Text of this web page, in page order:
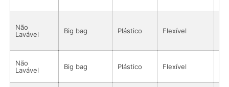
Não
Lavável
Big bag Plástico Flexível
Não
Lavável
Big bag Plástico Flexível